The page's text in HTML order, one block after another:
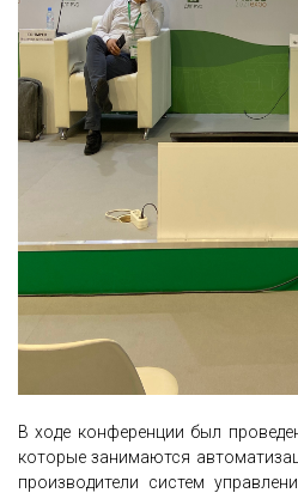
В ходе конференции был
которые занимаются
производители систем